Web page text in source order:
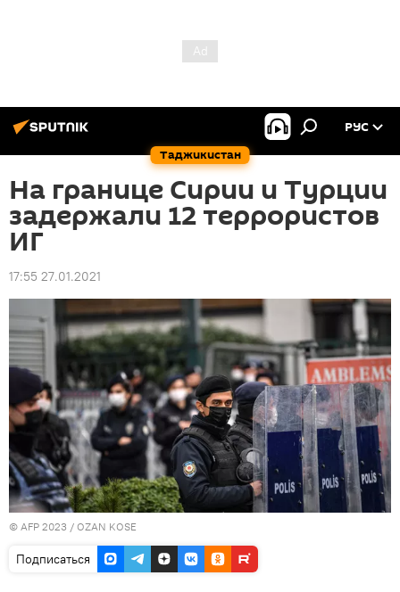
Таджикистан
РУС
На границе Сирии и Турции
задержали 12 террористов
ИГ
17:55 27.01.2021
© AFP 2023 / OZAN KOSE
Подписаться